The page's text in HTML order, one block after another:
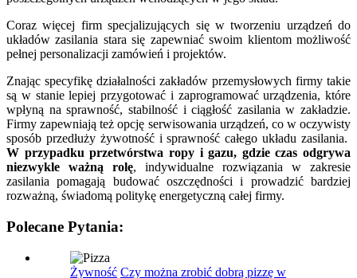
Coraz więcej firm specjalizujących się w tworzeniu urządzeń do
układów zasilania stara się zapewniać swoim klientom możliwość
pełnej personalizacji zamówień i projektów.
Znając specyfikę działalności zakładów przemysłowych firmy takie
są w stanie lepiej przygotować i zaprogramować urządzenia, które
wpłyną na sprawność, stabilność i ciągłość zasilania w zakładzie.
Firmy zapewniają też opcję serwisowania urządzeń, co w oczywisty
sposób przedłuży żywotność i sprawność całego układu zasilania.
W przypadku przetwórstwa ropy i gazu, gdzie czas odgrywa
niezwykle ważną rolę, indywidualne rozwiązania w zakresie
zasilania pomagają budować oszczędności i prowadzić bardziej
rozważną, świadomą politykę energetyczną całej firmy.
Polecane Pytania:
Żywność Czy można zrobić dobrą pizzę w